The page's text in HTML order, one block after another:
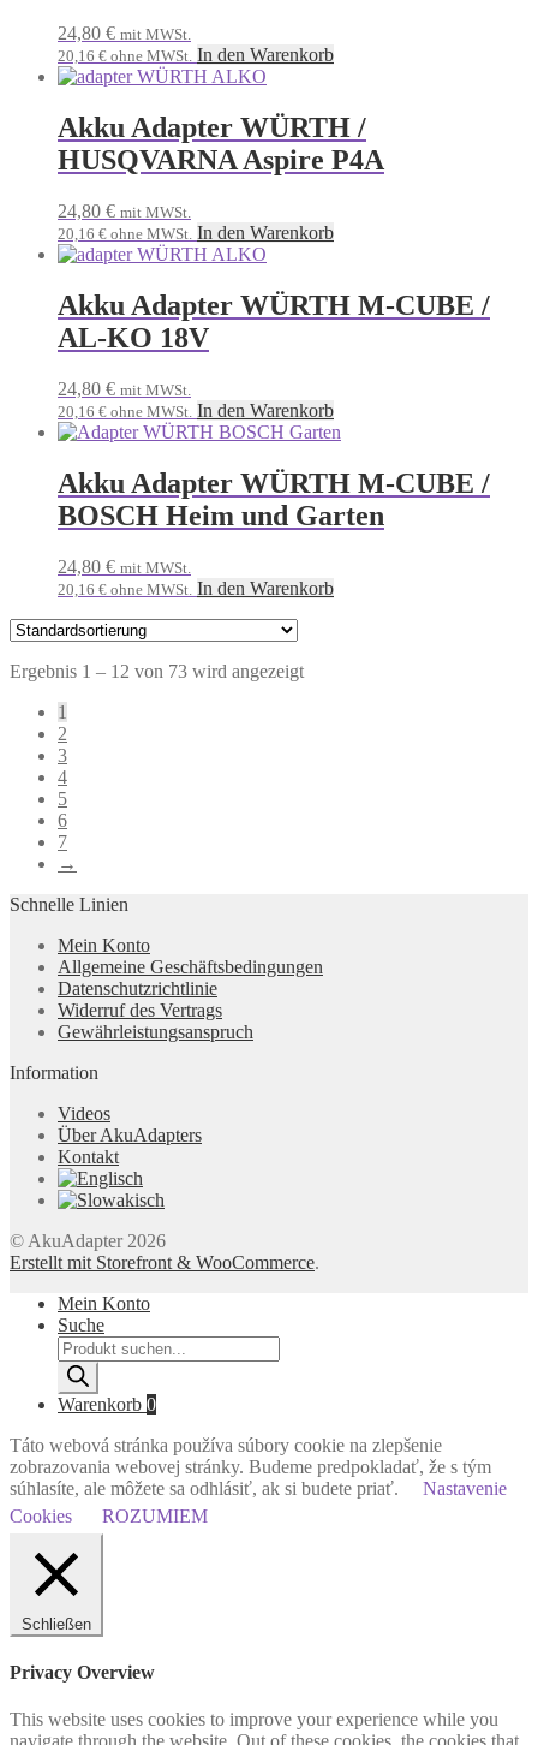
24,80 € mit MWSt.
20,16 € ohne MWSt. In den Warenkorb
Akku Adapter WÜRTH /
HUSQVARNA Aspire P4A
24,80 € mit MWSt.
20,16 € ohne MWSt. In den Warenkorb
Akku Adapter WÜRTH M-CUBE /
AL-KO 18V
24,80 € mit MWSt.
20,16 € ohne MWSt. In den Warenkorb
Akku Adapter WÜRTH M-CUBE /
BOSCH Heim und Garten
24,80 € mit MWSt.
20,16 € ohne MWSt. In den Warenkorb
Ergebnis 1 – 12 von 73 wird angezeigt
1
2
3
4
5
6
7
→
Schnelle Linien
Mein Konto
Allgemeine Geschäftsbedingungen
Datenschutzrichtlinie
Widerruf des Vertrags
Gewährleistungsanspruch
Information
Videos
Über AkuAdapters
Kontakt
© AkuAdapter 2026
Erstellt mit Storefront & WooCommerce.
Mein Konto
Suche
Products
search
Warenkorb 0
Táto webová stránka používa súbory cookie na zlepšenie
zobrazovania webovej stránky. Budeme predpokladať, že s tým
súhlasíte, ale môžete sa odhlásiť, ak si budete priať.
Nastavenie
Cookies
ROZUMIEM
Schließen
Privacy Overview
This website uses cookies to improve your experience while you